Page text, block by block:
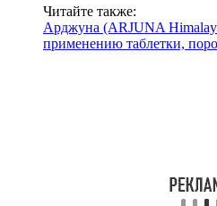
Читайте также:
Арджуна (ARJUNA
применению таблетки,